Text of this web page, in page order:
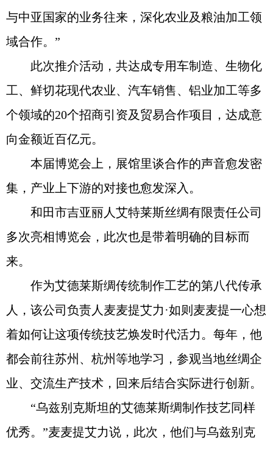
与中亚国家的业务往来，深化农业及粮油加工领
域合作。”
此次推介活动，共达成专用车制造、生物化
工、鲜切花现代农业、汽车销售、铝业加工等多
个领域的20个招商引资及贸易合作项目，达成意
向金额近百亿元。
本届博览会上，展馆里谈合作的声音愈发密
集，产业上下游的对接也愈发深入。
和田市吉亚丽人艾特莱斯丝绸有限责任公司
多次亮相博览会，此次也是带着明确的目标而
来。
作为艾德莱斯绸传统制作工艺的第八代传承
人，该公司负责人麦麦提艾力·如则麦麦提一心想
着如何让这项传统技艺焕发时代活力。每年，他
都会前往苏州、杭州等地学习，参观当地丝绸企
业、交流生产技术，回来后结合实际进行创新。
“乌兹别克斯坦的艾德莱斯绸制作技艺同样
优秀。”麦麦提艾力说，此次，他们与乌兹别克